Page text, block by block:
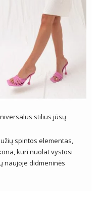
stilius jūsų
spintos elementas,
kuri nuolat vystosi
naujoje didmeninės